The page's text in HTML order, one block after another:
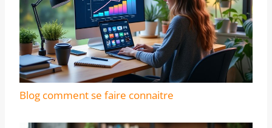
Blog comment se faire connaitre